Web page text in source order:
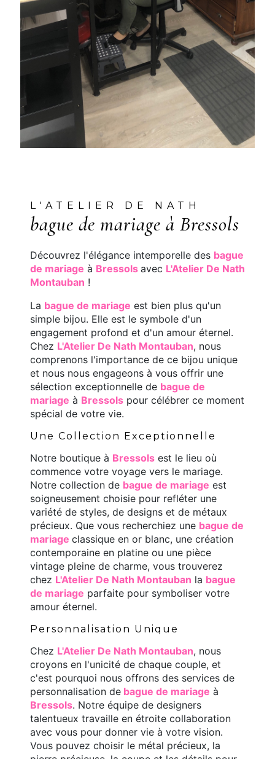
L'ATELIER DE NATH
bague de mariage à Bressols
Découvrez l'élégance intemporelle des bague
de mariage à Bressols avec L'Atelier De Nath
Montauban !
La bague de mariage est bien plus qu'un
simple bijou. Elle est le symbole d'un
engagement profond et d'un amour éternel.
Chez L'Atelier De Nath Montauban, nous
comprenons l'importance de ce bijou unique
et nous nous engageons à vous offrir une
sélection exceptionnelle de bague de
mariage à Bressols pour célébrer ce moment
spécial de votre vie.
Une Collection Exceptionnelle
Notre boutique à Bressols est le lieu où
commence votre voyage vers le mariage.
Notre collection de bague de mariage est
soigneusement choisie pour refléter une
variété de styles, de designs et de métaux
précieux. Que vous recherchiez une bague de
mariage classique en or blanc, une création
contemporaine en platine ou une pièce
vintage pleine de charme, vous trouverez
chez L'Atelier De Nath Montauban la bague
de mariage parfaite pour symboliser votre
amour éternel.
Personnalisation Unique
Chez L'Atelier De Nath Montauban, nous
croyons en l'unicité de chaque couple, et
c'est pourquoi nous offrons des services de
personnalisation de bague de mariage à
Bressols. Notre équipe de designers
talentueux travaille en étroite collaboration
avec vous pour donner vie à votre vision.
Vous pouvez choisir le métal précieux, la